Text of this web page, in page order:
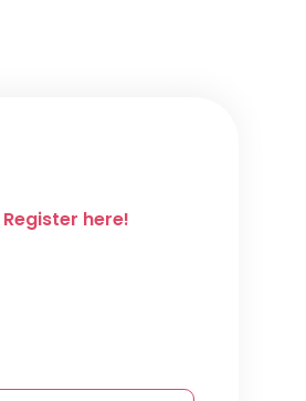
Register here!